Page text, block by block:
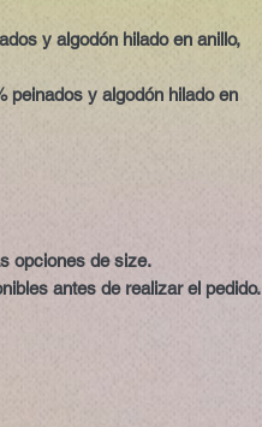
y algodón hilado en anillo,
peinados y algodón hilado en
opciones de size.
antes de realizar el pedido.